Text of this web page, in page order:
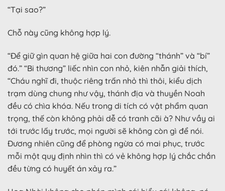
“Tại sao?”
Chỗ này cũng không hợp lý.
“Để giữ gìn quan hệ giữa hai con đường “thánh” và “bí”
đó.” “Bi thương” liếc nhìn con nhỏ, kiên nhẫn giải thích,
“Cháu nghĩ đi, thuộc riêng trấn nhỏ thì thôi, kiểu dịch
trạm dùng chung như vậy, thánh địa và thuyền Noah
đều có chìa khóa. Nếu trong di tích có vật phẩm quan
trọng, thế còn không phải dễ có tranh cãi à? Như vầy ai
tới trước lấy trước, mọi người sẽ không còn gì để nói.
Đương nhiên cũng để phòng ngừa có mai phục, trước
mỗi một quy định nhìn thì có vẻ không hợp lý chắc chắn
đều từng có huyết án xảy ra.”